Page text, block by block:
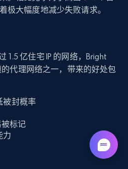
极大幅度地减少失败请求。
1.5 亿住宅 IP 的网络，Bright
代理网络之一，带来的好处包
被封概率
被标记
力